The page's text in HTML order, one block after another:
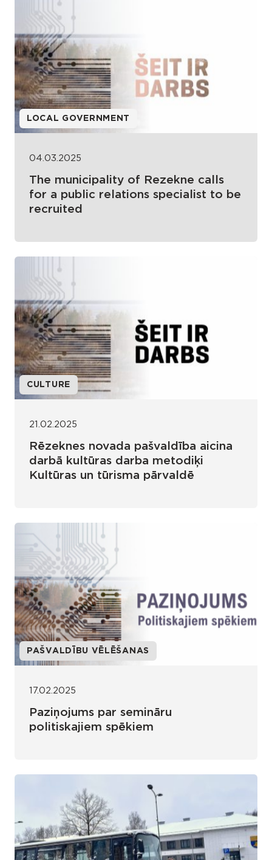
LOCAL GOVERNMENT
04.03.2025
The municipality of Rezekne calls
for a public relations specialist to be
recruited
CULTURE
21.02.2025
Rēzeknes novada pašvaldība aicina
darbā kultūras darba metodiķi
Kultūras un tūrisma pārvaldē
PAŠVALDĪBU VĒLĒŠANAS
17.02.2025
Paziņojums par semināru
politiskajiem spēkiem